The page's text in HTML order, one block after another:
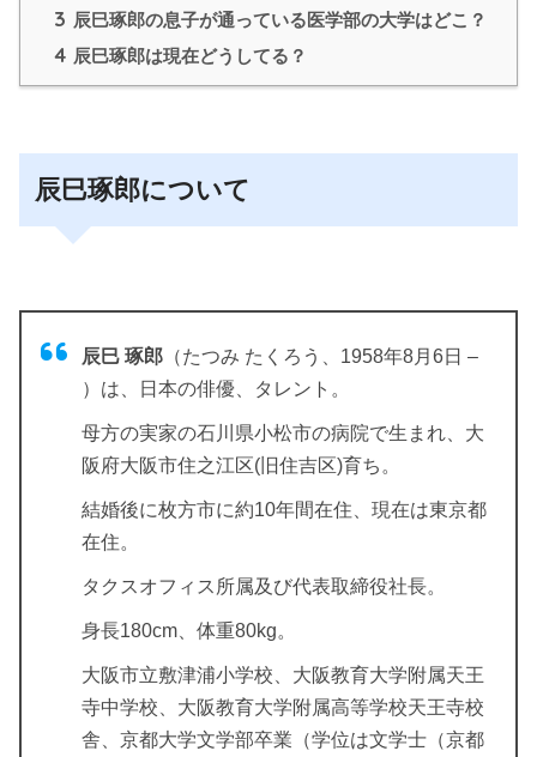
3 辰巳琢郎の息子が通っている医学部の大学はどこ？
4 辰巳琢郎は現在どうしてる？
辰巳琢郎について
辰巳 琢郎 （たつみ たくろう、1958年8月6日 –
）は、日本の俳優、タレント。
母方の実家の石川県小松市の病院で生まれ、大
阪府大阪市住之江区(旧住吉区)育ち。
結婚後に枚方市に約10年間在住、現在は東京都
在住。
タクスオフィス所属及び代表取締役社長。
身長180cm、体重80kg。
大阪市立敷津浦小学校、大阪教育大学附属天王
寺中学校、大阪教育大学附属高等学校天王寺校
舎、京都大学文学部卒業（学位は文学士（京都